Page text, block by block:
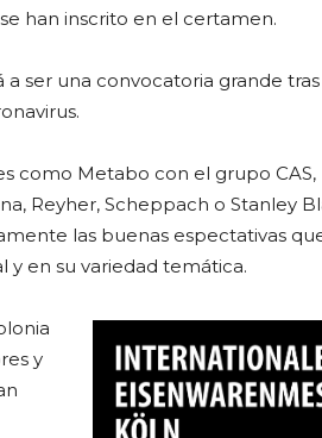
han inscrito en el certamen.
ser una convocatoria grande tras
como Metabo con el grupo CAS,
Reyher, Scheppach o Stanley
las buenas espectativas
y en su variedad temática.
y